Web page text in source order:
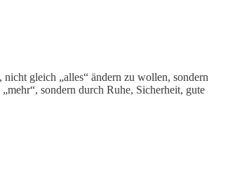
gleich „alles“ ändern zu wollen, sondern
sondern durch Ruhe, Sicherheit, gute